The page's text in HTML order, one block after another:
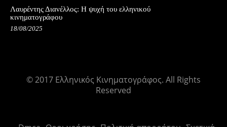
Λαυρέντης Διανέλλος: Η ψυχή του ελληνικού
κινηματογράφου
18/08/2025
© 2017 Ελληνικός Κινηματογράφος. All Rights
Reserved